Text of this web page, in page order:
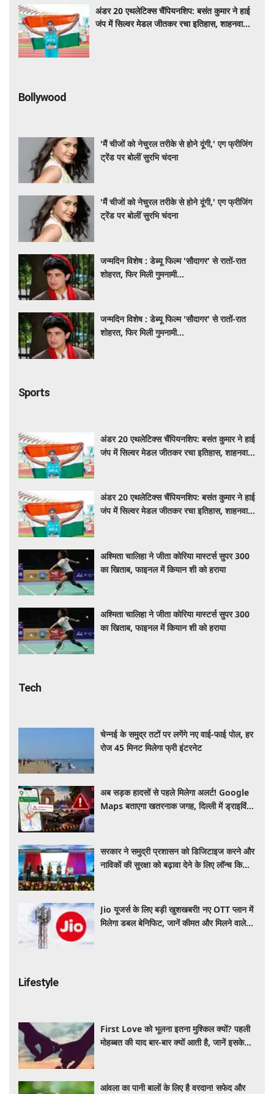
अंडर 20 एथलेटिक्स चैंपियनशिप: बसंत कुमार ने हाई
जंप में सिल्वर मेडल जीतकर रचा इतिहास, शाहनवाज
Bollywood
'मैं चीजों को नेचुरल तरीके से होने दूंगी,' एग फ्रीजिंग
ट्रेंड पर बोलीं सुरभि चंदना
'मैं चीजों को नेचुरल तरीके से होने दूंगी,' एग फ्रीजिंग
ट्रेंड पर बोलीं सुरभि चंदना
जन्मदिन विशेष : डेब्यू फिल्म 'सौदागर' से रातों-रात
शोहरत, फिर मिली गुमनामी...
जन्मदिन विशेष : डेब्यू फिल्म 'सौदागर' से रातों-रात
शोहरत, फिर मिली गुमनामी...
Sports
अंडर 20 एथलेटिक्स चैंपियनशिप: बसंत कुमार ने हाई
जंप में सिल्वर मेडल जीतकर रचा इतिहास, शाहनवाज
अंडर 20 एथलेटिक्स चैंपियनशिप: बसंत कुमार ने हाई
जंप में सिल्वर मेडल जीतकर रचा इतिहास, शाहनवाज
अश्मिता चालिहा ने जीता कोरिया मास्टर्स सुपर 300
का खिताब, फाइनल में कियान शी को हराया
अश्मिता चालिहा ने जीता कोरिया मास्टर्स सुपर 300
का खिताब, फाइनल में कियान शी को हराया
Tech
चेन्नई के समुद्र तटों पर लगेंगे नए वाई-फाई पोल, हर
रोज 45 मिनट मिलेगा फ्री इंटरनेट
अब सड़क हादसों से पहले मिलेगा अलर्ट! Google
Maps बताएगा खतरनाक जगह, दिल्ली में ड्राइविंग
सरकार ने समुद्री प्रशासन को डिजिटाइज करने और
नाविकों की सुरक्षा को बढ़ावा देने के लिए लॉन्च किया
Jio यूजर्स के लिए बड़ी खुशखबरी! नए OTT प्लान में
मिलेगा डबल बेनिफिट, जानें कीमत और मिलने वाले
Lifestyle
First Love को भूलना इतना मुश्किल क्यों? पहली
मोहब्बत की याद बार-बार क्यों आती है, जानें इसके
आंवला का पानी बालों के लिए है वरदान! सफेद और